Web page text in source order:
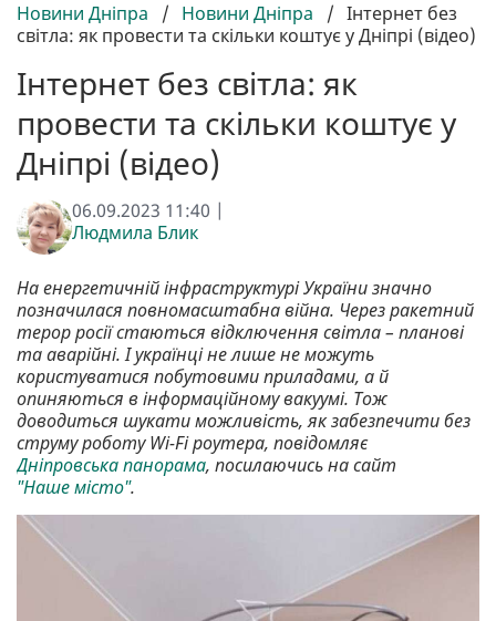
Новини Дніпра / Новини Дніпра / Інтернет без
світла: як провести та скільки коштує у Дніпрі (відео)
Інтернет без світла: як
провести та скільки коштує у
Дніпрі (відео)
06.09.2023 11:40 |
Людмила Блик
На енергетичній інфраструктурі України значно
позначилася повномасштабна війна. Через ракетний
терор росії стаються відключення світла – планові
та аварійні. І українці не лише не можуть
користуватися побутовими приладами, а й
опиняються в інформаційному вакуумі. Тож
доводиться шукати можливість, як забезпечити без
струму роботу Wi-Fi роутера, повідомляє
Дніпровська панорама, посилаючись на сайт
"Наше місто".